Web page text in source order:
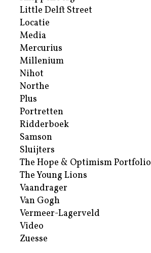
Little Delft Street
Locatie
Media
Mercurius
Millenium
Nihot
Northe
Plus
Portretten
Ridderboek
Samson
Sluijters
The Hope & Optimism Portfolio
The Young Lions
Vaandrager
Van Gogh
Vermeer-Lagerveld
Video
Zuesse